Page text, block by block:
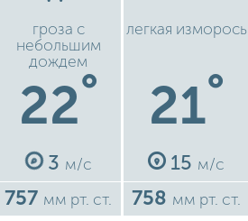
гроза с
небольшим
дождем
22°
3 м/с
757 мм рт. ст.
легкая изморось
21°
15 м/с
758 мм рт. ст.